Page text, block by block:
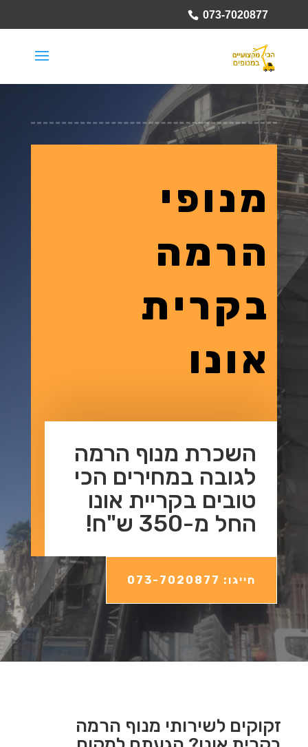
073-7020877
מנופי
הרמה
בקרית
אונו
השכרת מנוף הרמה
לגובה במחירים הכי
טובים בקריית אונו
החל מ-350 ש"ח!
חייגו: 073-7020877
זקוקים לשירותי מנוף הרמה